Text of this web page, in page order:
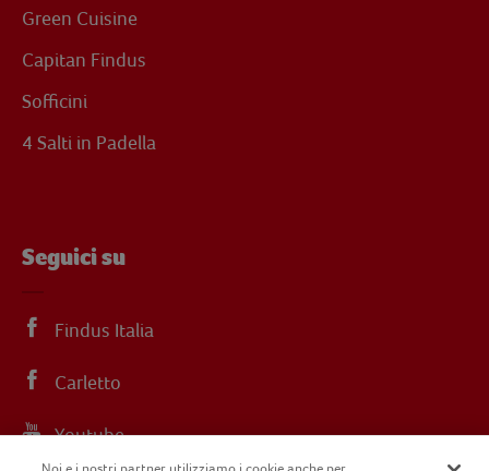
Green Cuisine
Capitan Findus
Sofficini
4 Salti in Padella
Seguici su
Findus Italia
Carletto
Youtube